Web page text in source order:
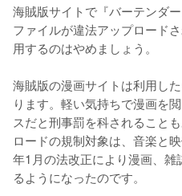
海賊版サイトで『バーテンダ
ファイルが違法アップロード
用するのはやめましょう。
海賊版の漫画サイトは利用し
ります。軽い気持ちで漫画を
スだと刑事罰を科されること
ロードの規制対象は、音楽と
年1月の法改正により漫画、
るようになったのです。